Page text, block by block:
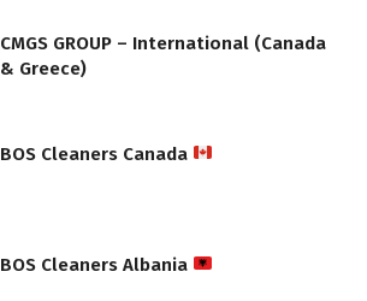
CMGS GROUP – International (Canada
& Greece)
BOS Cleaners Canada
BOS Cleaners Albania